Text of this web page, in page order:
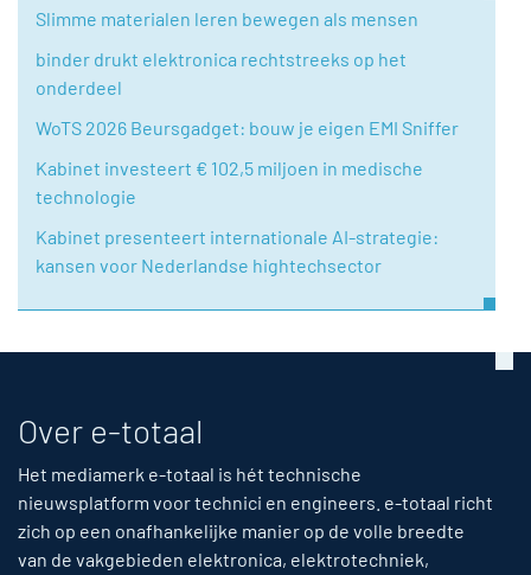
Slimme materialen leren bewegen als mensen
binder drukt elektronica rechtstreeks op het
onderdeel
WoTS 2026 Beursgadget: bouw je eigen EMI Sniffer
Kabinet investeert € 102,5 miljoen in medische
technologie
Kabinet presenteert internationale AI-strategie:
kansen voor Nederlandse hightechsector
Over e-totaal
Het mediamerk e-totaal is hét technische
nieuwsplatform voor technici en engineers. e-totaal richt
zich op een onafhankelijke manier op de volle breedte
van de vakgebieden elektronica, elektrotechniek,